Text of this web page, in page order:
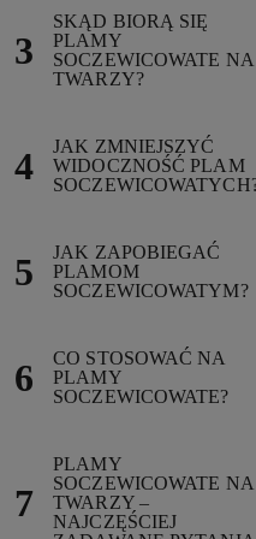
SKĄD BIORĄ SIĘ
PLAMY
SOCZEWICOWATE NA
TWARZY?
JAK ZMNIEJSZYĆ
WIDOCZNOŚĆ PLAM
JAK ZAPOBIEGAĆ
PLAMOM
SOCZEWICOWATYM?
CO STOSOWAĆ NA
PLAMY
SOCZEWICOWATE?
PLAMY
SOCZEWICOWATE NA
TWARZY –
NAJCZĘŚCIEJ